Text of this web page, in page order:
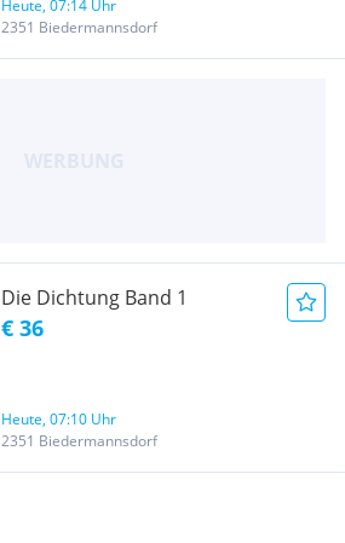
Heute, 07:14 Uhr
2351 Biedermannsdorf
Die Dichtung Band 1
€ 36
Heute, 07:10 Uhr
2351 Biedermannsdorf